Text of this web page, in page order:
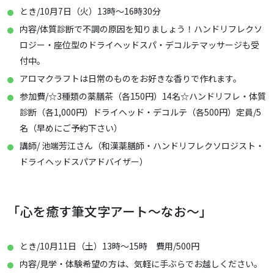
とき/10月7日（火）13時～16時30分
内容/体質診断で不調の原因を知りましょう！ハンドリフレクソ
ロジー・座位型のドライヘッドスパ・デコルテマッサージも受
付中。
アロマクラフトは日常のものをお好きな香りで作れます。
参加費/☆3種類の薬膳茶（各150円）14名☆ハンドリフレ・体質
診断（各1,000円）ドライヘッド・デコルテ（各500円）定員/5
名（早めにご予約下さい）
講師/ 池端芳江さん（和漢薬膳師・ハンドリフレクソロジスト・
ドライヘッドスパアドバイザー）
「心を癒す筆文字アート～なお～」
とき/10月11日（土）13時～15時 費用/500円
内容/見学・体験希望の方は、気軽に手ぶらでお越しください。